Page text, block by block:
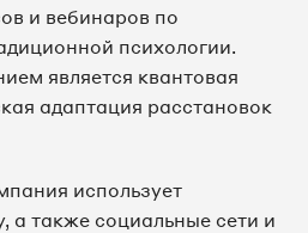
и вебинаров по
психологии.
является квантовая
адаптация расстановок
использует
а также социальные сети и